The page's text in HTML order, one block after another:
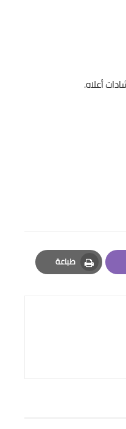
أعلاه.
طباعة
Print